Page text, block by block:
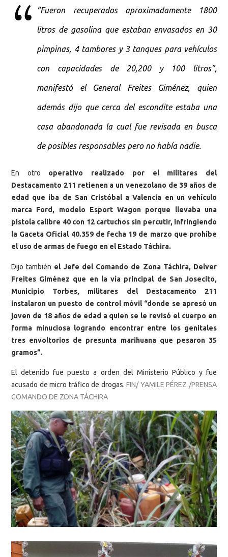
“Fueron recuperados aproximadamente 1800
litros de gasolina que estaban envasados en 30
pimpinas, 4 tambores y 3 tanques para vehículos
con capacidades de 20,200 y 100 litros”,
manifestó el General Freites Giménez, quien
además dijo que cerca del escondite estaba una
casa abandonada la cual fue revisada en busca
de posibles responsables pero no había nadie.
En otro operativo realizado por el militares del
Destacamento 211 retienen a un venezolano de 39 años de
edad que iba de San Cristóbal a Valencia en un vehículo
marca Ford, modelo Esport Wagon porque llevaba una
pistola calibre 40 con 12 cartuchos sin percutir, infringiendo
la Gaceta Oficial 40.359 de fecha 19 de marzo que prohíbe
el uso de armas de fuego en el Estado Táchira.
Dijo también el Jefe del Comando de Zona Táchira, Delver
Freites Giménez que en la vía principal de San Josecito,
Municipio Torbes, militares del Destacamento 211
instalaron un puesto de control móvil “donde se apresó un
joven de 18 años de edad a quien se le revisó el cuerpo en
forma minuciosa logrando encontrar entre los genitales
tres envoltorios de presunta marihuana que pesaron 35
gramos”.
El detenido fue puesto a orden del Ministerio Público y fue
acusado de micro tráfico de drogas. FIN/ YAMILE PÉREZ /PRENSA
COMANDO DE ZONA TÁCHIRA